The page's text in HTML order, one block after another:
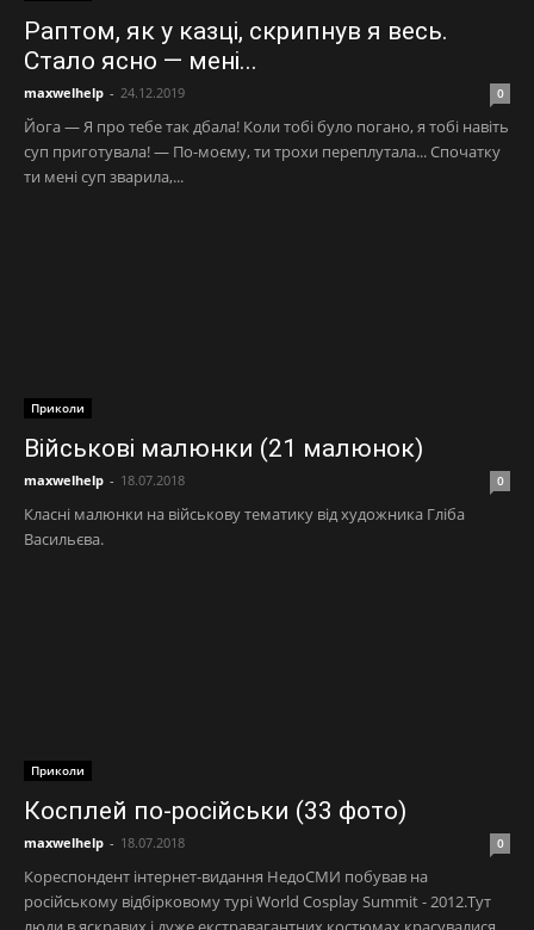
Раптом, як у казці, скрипнув я весь.
Стало ясно — мені...
maxwelhelp - 24.12.2019 0
Йога — Я про тебе так дбала! Коли тобі було погано, я тобі навіть
суп приготувала! — По-моєму, ти трохи переплутала... Спочатку
ти мені суп зварила,...
Приколи
Військові малюнки (21 малюнок)
maxwelhelp - 18.07.2018 0
Класні малюнки на військову тематику від художника Гліба
Васильєва.
Приколи
Косплей по-російськи (33 фото)
maxwelhelp - 18.07.2018 0
Кореспондент інтернет-видання НедоСМИ побував на
російському відбірковому турі World Cosplay Summit - 2012.Тут